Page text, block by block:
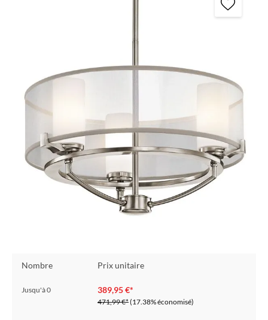
Nombre Prix unitaire
Jusqu'à0 389,95 €*
471,99 €*(17.38% économisé)